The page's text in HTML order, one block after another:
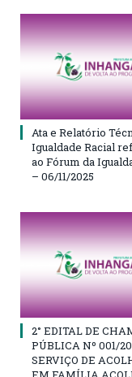
Ata e Relatório
Igualdade Racial
ao Fórum da
– 06/11/2025
2° EDITAL DE
PÚBLICA Nº 001/
SERVIÇO DE